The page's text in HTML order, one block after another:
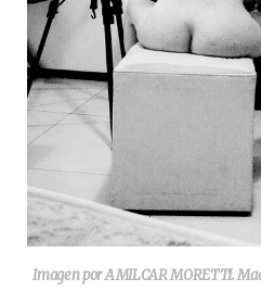
Imagen por AMILCAR MORETTI.